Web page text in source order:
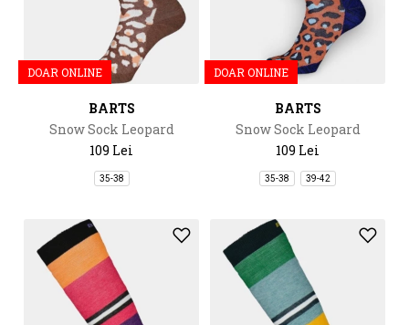
DOAR ONLINE
BARTS
Snow Sock Leopard
109 Lei
35-38
DOAR ONLINE
BARTS
Snow Sock Leopard
109 Lei
35-38 39-42